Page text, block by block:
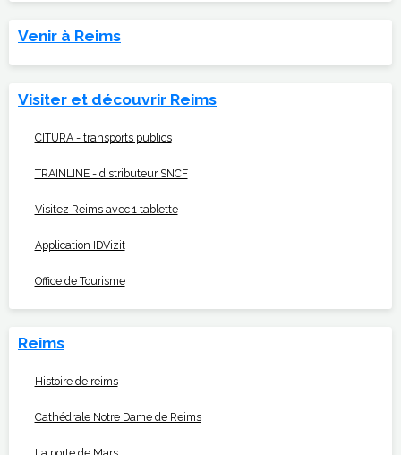
Venir à Reims
Visiter et découvrir Reims
CITURA - transports publics
TRAINLINE - distributeur SNCF
Visitez Reims avec 1 tablette
Application IDVizit
Office de Tourisme
Reims
Histoire de reims
Cathédrale Notre Dame de Reims